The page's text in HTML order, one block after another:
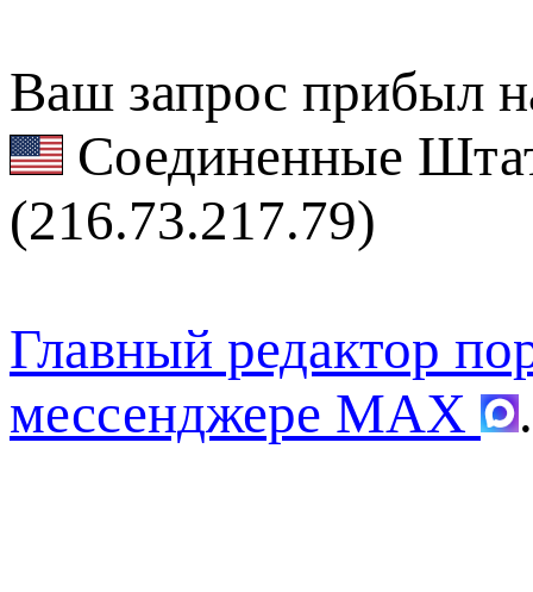
Ваш запрос прибыл
Соединенные
(216.73.217.79)
Главный редактор
мессенджере MAX
.